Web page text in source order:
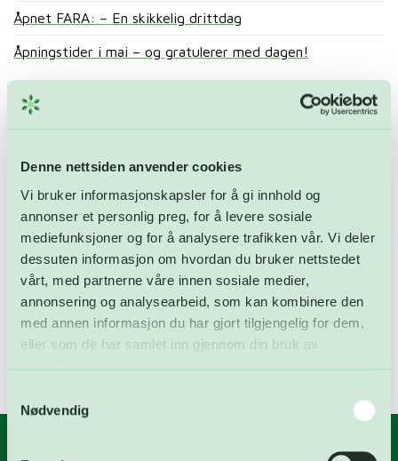
Denne nettsiden anvender cookies
Vi bruker informasjonskapsler for å gi innhold og
annonser et personlig preg, for å levere sosiale
mediefunksjoner og for å analysere trafikken vår. Vi deler
dessuten informasjon om hvordan du bruker nettstedet
vårt, med partnerne våre innen sosiale medier,
annonsering og analysearbeid, som kan kombinere den
med annen informasjon du har gjort tilgjengelig for dem,
eller som de har samlet inn gjennom din bruk av
Nødvendig
Åpnet FARA: – En skikkelig drittdag
Åpningstider i mai – og gratulerer med dagen!
Kategorier
FARA
Karbonfangst
Ledige stillinger
Nyheter
Ukategorisert